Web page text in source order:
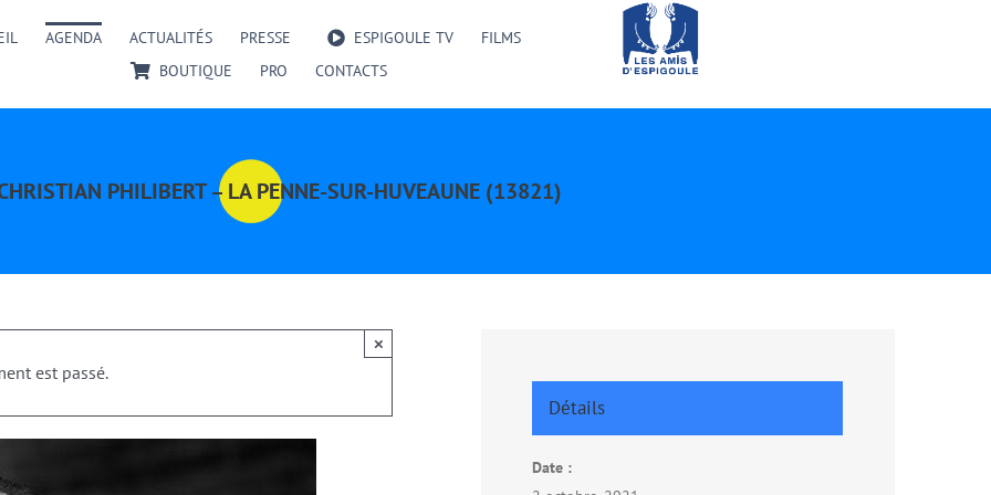
AGENDA ACTUALITÉS PRESSE ESPIGOULE TV
FILMS
BOUTIQUE
PRO CONTACTS
PHILIBERT – LA PENNE-SUR-HUVEAUNE (13821)
est passé.
×
Détails
Date :